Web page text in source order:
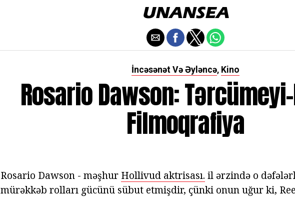
İncəsənət Və Əyləncə, Kino
Rosario Dawson:
Filmoqrafiya
Rosario Dawson - məşhur Hollivud aktrisası. il ərzində o
mürəkkəb rolları gücünü sübut etmişdir, çünki onun uğur ki,